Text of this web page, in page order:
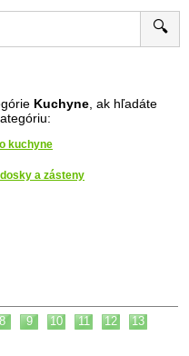
🔍
Kuchyne , ak hľadáte
kuchyne
a zásteny
9 10 11 12
13